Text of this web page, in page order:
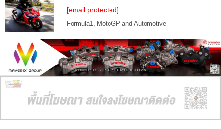
[email protected]
Formula1, MotoGP and Automotive
AD EXPIRES: SEPTEMBER 2026